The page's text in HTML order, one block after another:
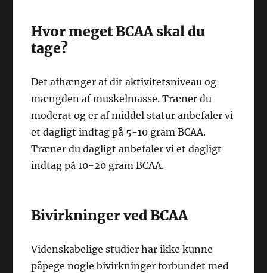
Hvor meget BCAA skal du
tage?
Det afhænger af dit aktivitetsniveau og
mængden af muskelmasse. Træner du
moderat og er af middel statur anbefaler vi
et dagligt indtag på 5-10 gram BCAA.
Træner du dagligt anbefaler vi et dagligt
indtag på 10-20 gram BCAA.
Bivirkninger ved BCAA
Videnskabelige studier har ikke kunne
påpege nogle bivirkninger forbundet med